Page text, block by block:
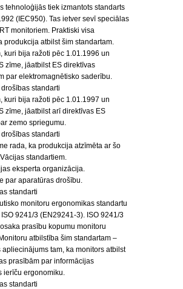
tehnoloģijās tiek izmantots standarts
(IEC950). Tas ietver sevī speciālas
monitoriem. Praktiski visa
produkcija atbilst šim standartam.
kuri bija ražoti pēc 1.01.1996 un
zīme, jāatbilst ES direktīvas
par elektromagnētisko saderību.
standarti
kuri bija ražoti pēc 1.01.1997 un
zīme, jāatbilst arī direktīvas ES
zemo spriegumu.
standarti
rada, ka produkcija atzīmēta ar šo
standartiem.
eksperta organizācija.
par aparatūras drošību.
standarti
monitoru ergonomikas standartu
9241/3 (EN29241-3). ISO 9241/3
prasību kopumu monitoru
atbilstība šim standartam –
tam, ka monitors atbilst
prasībām par informācijas
ierīču ergonomiku.
standarti